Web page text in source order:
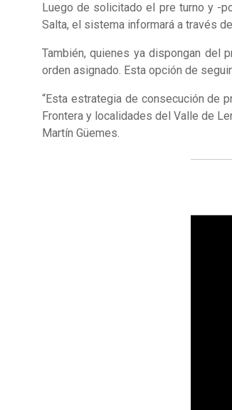
Luego de solicitado el pre turno y -
Salta, el sistema informará a través
También, quienes ya dispongan del
orden asignado. Esta opción de
“Esta estrategia de consecución de
Frontera y localidades del Valle de
Martín Güemes.